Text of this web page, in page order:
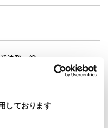
しております
法務一般
株主総会